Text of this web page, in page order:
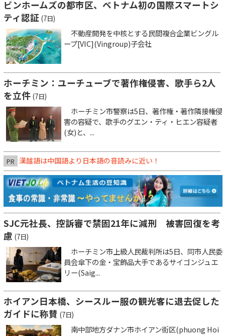
ビンホームズの都市区、ベトナム初の国際スマートシ
ティ認証 (7日)
不動産開発を中核とする民間複合企業ビングル
ープ[VIC](Vingroup)子会社
ホーチミン：ユーチューブで著作権侵害、歌手ら2人
を立件 (7日)
ホーチミン市警察は5日、著作権・著作隣接権侵
害の容疑で、歌手のグエン・ティ・ヒエン容疑者
(女)と、...
PR 漢越語は中国語より日本語の音読みに近い！
SJC元社長、控訴審で禁固21年に減刑 被害回復を考
慮 (7日)
ホーチミン市上級人民裁判所は5日、同市人民委
員会傘下の金・宝飾品大手であるサイゴンジュエ
リー(Saig...
ホイアン日本橋、シースルー服の観光客に退去促した
ガイドに称賛 (7日)
南中部地方ダナン市ホイアン街区(phuong Hoi